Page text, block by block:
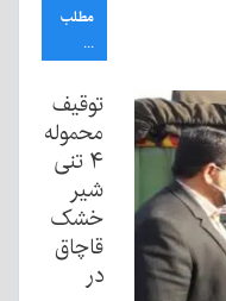
مطلب
...
توقیف
محموله
۴ تنی
شیر
خشک
قاچاق
در